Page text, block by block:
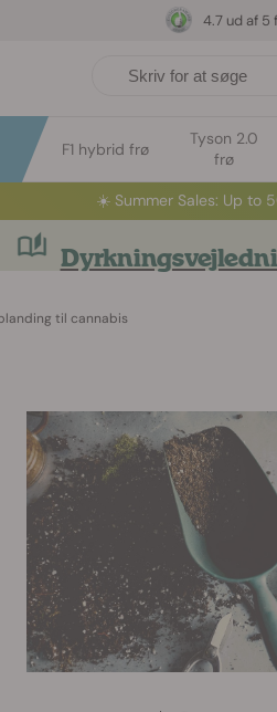
F1 hybrid frø
Tyson 2.0
frø
4.7 ud af 5
☀️ Summer Sales: Up to
til cannabis